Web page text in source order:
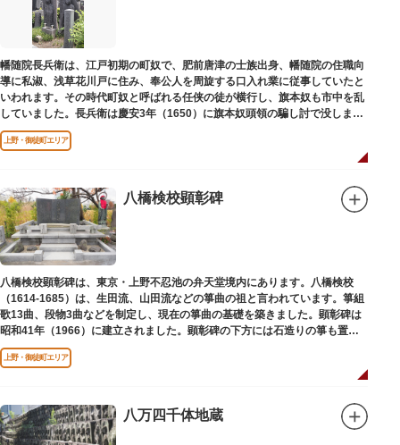
幡随院長兵衛は、江戸初期の町奴で、肥前唐津の士族出身、幡随院の住職向
導に私淑、浅草花川戸に住み、奉公人を周旋する口入れ業に従事していたと
いわれます。その時代町奴と呼ばれる任侠の徒が横行し、旗本奴も市中を乱
していました。長兵衛は慶安3年（1650）に旗本奴頭領の騙し討で没しまし
た。お墓は源空寺（げんくうじ）にあります。
上野・御徒町エリア
八橋検校顕彰碑
八橋検校顕彰碑は、東京・上野不忍池の弁天堂境内にあります。八橋検校
（1614-1685）は、生田流、山田流などの箏曲の祖と言われています。箏組
歌13曲、段物3曲などを制定し、現在の箏曲の基礎を築きました。顕彰碑は
昭和41年（1966）に建立されました。顕彰碑の下方には石造りの箏も置か
れています。
上野・御徒町エリア
八万四千体地蔵